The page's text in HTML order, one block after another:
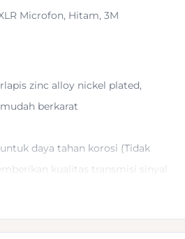
Microfon, Hitam, 3M
zinc alloy nickel plated,
berkarat
daya tahan korosi (Tidak
kualitas transmisi sinyal
snap-on untuk mencegah